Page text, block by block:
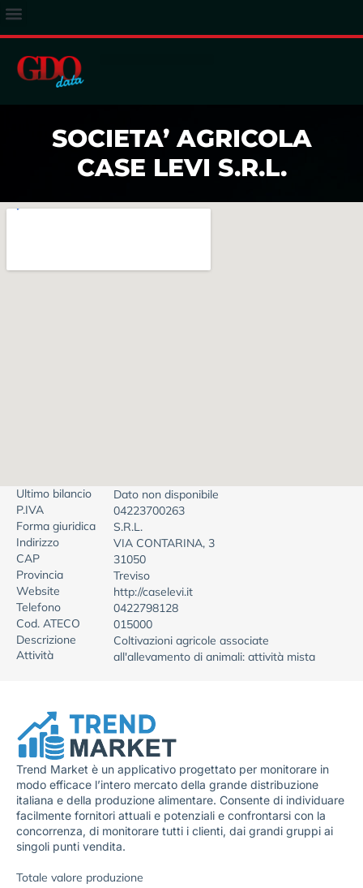
SOCIETA’ AGRICOLA
CASE LEVI S.R.L.
Ultimo bilancio
Dato non disponibile
P.IVA
04223700263
Forma giuridica
S.R.L.
Indirizzo
VIA CONTARINA, 3
CAP
31050
Provincia
Treviso
Website
http://caselevi.it
Telefono
0422798128
Cod. ATECO
015000
Descrizione
Attività
Coltivazioni agricole associate
all'allevamento di animali: attività mista
Trend Market è un applicativo progettato per monitorare in
modo efficace l’intero mercato della grande distribuzione
italiana e della produzione alimentare. Consente di individuare
facilmente fornitori attuali e potenziali e confrontarsi con la
concorrenza, di monitorare tutti i clienti, dai grandi gruppi ai
singoli punti vendita.
Totale valore produzione